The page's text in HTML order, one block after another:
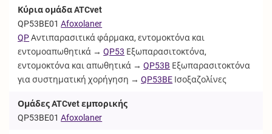
Κύρια ομάδα ATCvet
QP53BE01 Afoxolaner
QPΑντιπαρασιτικά φάρμακα, εντομοκτόνα και
εντομοαπωθητικά →QP53 Εξωπαρασιτοκτόνα,
εντομοκτόνα και απωθητικά →QP53B Εξωπαρασιτοκτόνα
για συστηματική χορήγηση →QP53BE Ισοξαζολίνες
Ομάδες ATCvet εμπορικής
QP53BE01 Afoxolaner